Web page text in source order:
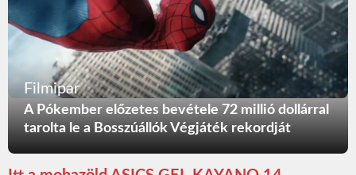
Filmipar
A Pókember előzetes bevétele 72 millió dollárral
tarolta le a Bosszúállók Végjáték rekordját